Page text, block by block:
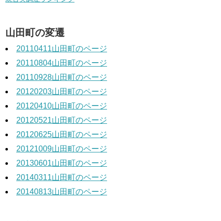
山田町の変遷
20110411山田町のページ
20110804山田町のページ
20110928山田町のページ
20120203山田町のページ
20120410山田町のページ
20120521山田町のページ
20120625山田町のページ
20121009山田町のページ
20130601山田町のページ
20140311山田町のページ
20140813山田町のページ